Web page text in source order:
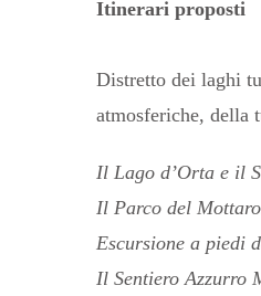
Itinerari proposti
Distretto dei laghi
atmosferiche, della
Il Lago d’Orta e il
Il Parco del
Escursione a piedi
Il Sentiero Azzurro